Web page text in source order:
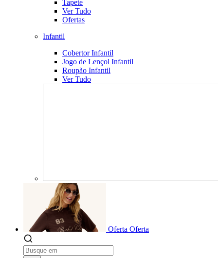
Tapete
Ver Tudo
Ofertas
Infantil
Cobertor Infantil
Jogo de Lençol Infantil
Roupão Infantil
Ver Tudo
Oferta Oferta